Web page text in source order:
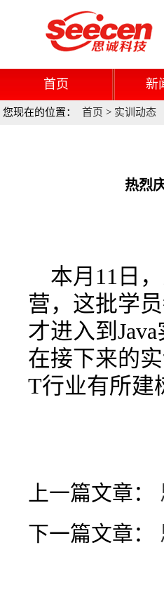
首页 新
您现在的位置： 首页 > 实训动态
热烈
本月11日
营，这批学
才进入到
在接下来的
T行业有所建
上一篇文章：
下一篇文章：